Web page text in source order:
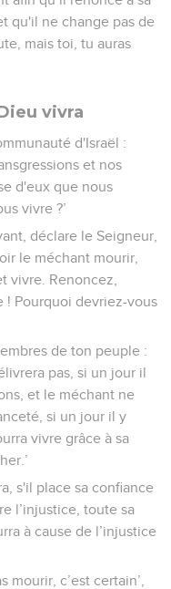
qu'il ne change pas de
mais toi, tu auras
vivra
d'Israël :
et nos
d'eux que nous
vivre ?’
déclare le Seigneur,
le méchant mourir,
vivre. Renoncez,
! Pourquoi devriez-vous
de ton peuple :
pas, si un jour il
et le méchant ne
si un jour il y
vivre grâce à sa
s'il place sa confiance
l’injustice, toute sa
à cause de l’injustice
mourir, c’est certain’,